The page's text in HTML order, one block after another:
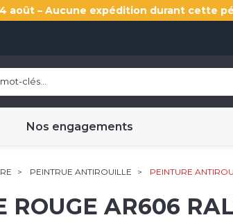
août – Aucune expédition durant cette
Nos engagements
PEINTRUE ANTIROUILLE PEINTURE
ROUGE AR606